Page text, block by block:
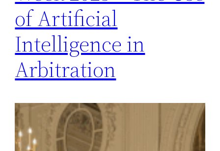
of Artificial
Intelligence in
Arbitration